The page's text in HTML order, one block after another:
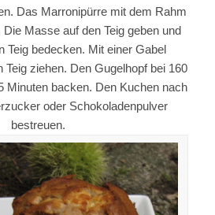
Das Marronipürre mit dem Rahm
Masse auf den Teig geben und
Teig bedecken. Mit einer Gabel
Teig ziehen. Den Gugelhopf bei 160
Minuten backen. Den Kuchen nach
oder Schokoladenpulver
bestreuen.